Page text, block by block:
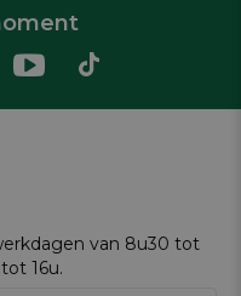
van 8u30 tot
16u.